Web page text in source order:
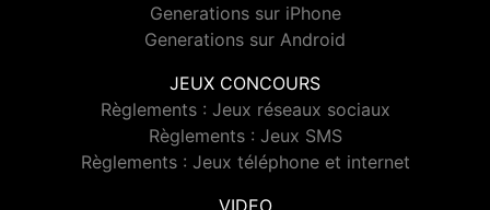
Generations sur iPhone
Generations sur Android
JEUX CONCOURS
Règlements : Jeux réseaux sociaux
Règlements : Jeux SMS
Règlements : Jeux téléphone et internet